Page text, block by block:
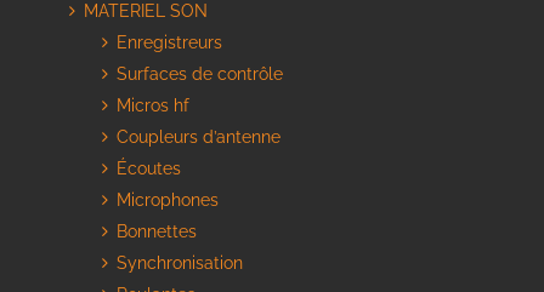
MATERIEL SON
Enregistreurs
Surfaces de contrôle
Micros hf
Coupleurs d’antenne
Écoutes
Microphones
Bonnettes
Synchronisation